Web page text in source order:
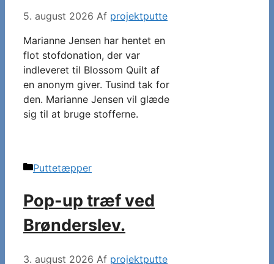
5. august 2026 Af projektputte
Marianne Jensen har hentet en
flot stofdonation, der var
indleveret til Blossom Quilt af
en anonym giver. Tusind tak for
den. Marianne Jensen vil glæde
sig til at bruge stofferne.
Kategorier
Puttetæpper
Pop-up træf ved
Brønderslev.
3. august 2026 Af projektputte